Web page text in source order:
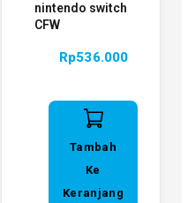
nintendo switch
CFW
Rp536.000
Tambah
Ke
Keranjang